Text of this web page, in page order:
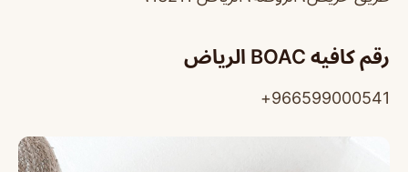
رقم كافيه BOAC الرياض
966599000541+